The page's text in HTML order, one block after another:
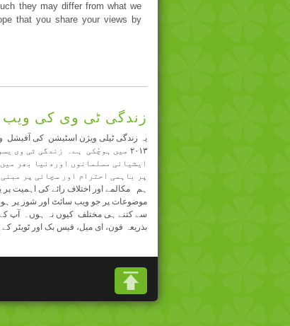
they may differ from what we
that you share your views by
زندگی ٹی وی کی
یہ زندگی ٹیلی ویژن اسٹیشن کی آفیشل
۲۰۱۳ میں ہوچُکی ہے۔ زندگی ٹی
ایشیائی مسلمانوں اوردنیا بھر
پر باہمی احترام اور سچائی پر
ہم مکالمے اور اختلاف رائے کی اہمیت پر
موضوعات پر جو ویب سائٹ اور شوز پر ہوں
سے کتنے ہی مختلف کیوں نہ ہوں۔ آپ کے
بذریعہ فون، ای میل، فیس بک اور ٹویٹر